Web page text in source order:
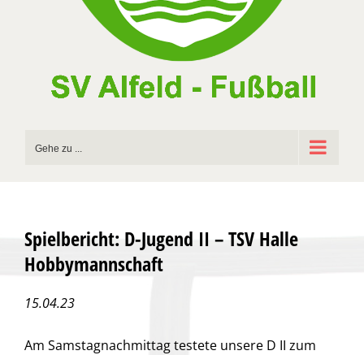
Gehe zu ...
Spielbericht: D-Jugend II – TSV Halle
Hobbymannschaft
15.04.23
Am Samstagnachmittag testete unsere D II zum